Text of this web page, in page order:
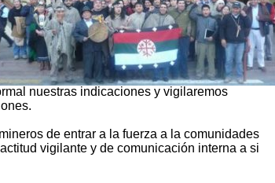
nuestras indicaciones y vigilaremos
de entrar a la fuerza a la comunidades
vigilante y de comunicación interna a si